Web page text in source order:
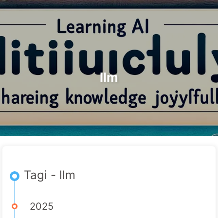
Szukaj Strona główna Archiwa Tagi
Kategorie Linki O nas 🇵🇱 Polski
llm
Tagi - llm
2025